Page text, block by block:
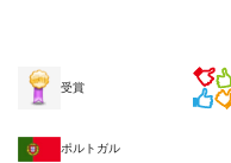
受賞
ポルトガル